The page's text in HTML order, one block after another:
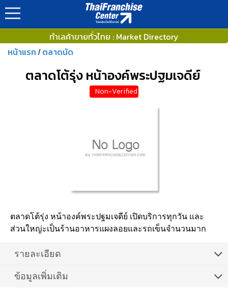
ทำเลค้าขายทั่วไทย : Market Directory
หน้าแรก / ตลาดนัด
ตลาดโต้รุ่ง หน้าองค์พระปฐมเจดีย์
Non-Verified
ตลาดโต้รุ่ง หน้าองค์พระปฐมเจดีย์ เปิดบริการทุกวัน และ
ส่วนใหญ่ะเป็นร้านอาหารแผงลอยและรถเข็นจำนวนมาก
รายละเอียด
ข้อมูลเพิ่มเติม